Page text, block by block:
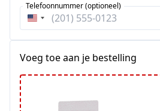
Verenigde
Telefoonnummer (optioneel)
Voeg toe aan je bestelling